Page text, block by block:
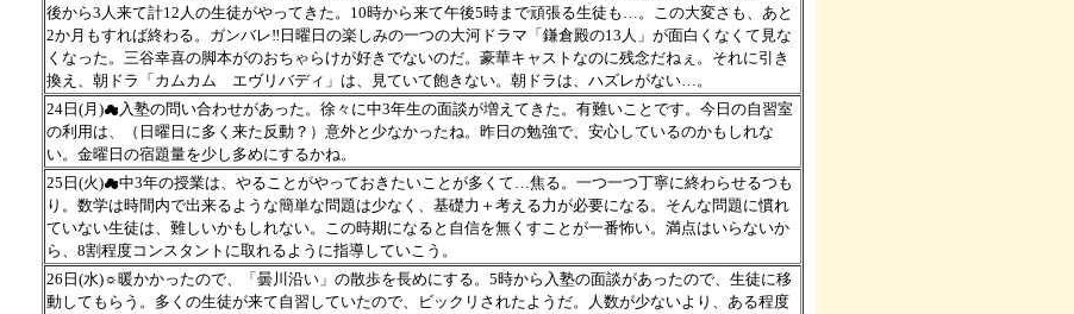
後から3人来て計12人の生徒がやってきた。10時から来て午後5時まで頑張る生徒も…。この大変さも、あと
2か月もすれば終わる。ガンバレ‼日曜日の楽しみの一つの大河ドラマ「鎌倉殿の13人」が面白くなくて見な
くなった。三谷幸喜の脚本がのおちゃらけが好きでないのだ。豪華キャストなのに残念だねぇ。それに引き
換え、朝ドラ「カムカム エヴリバディ」は、見ていて飽きない。朝ドラは、ハズレがない…。
24日(月)☁入塾の問い合わせがあった。徐々に中3年生の面談が増えてきた。有難いことです。今日の自習室
の利用は、（日曜日に多く来た反動？）意外と少なかったね。昨日の勉強で、安心しているのかもしれな
い。金曜日の宿題量を少し多めにするかね。
25日(火)☁中3年の授業は、やることがやっておきたいことが多くて…焦る。一つ一つ丁寧に終わらせるつも
り。数学は時間内で出来るような簡単な問題は少なく、基礎力＋考える力が必要になる。そんな問題に慣れ
ていない生徒は、難しいかもしれない。この時期になると自信を無くすことが一番怖い。満点はいらないか
ら、8割程度コンスタントに取れるように指導していこう。
26日(水)☼暖かかったので、「曇川沿い」の散歩を長めにする。5時から入塾の面談があったので、生徒に移
動してもらう。多くの生徒が来て自習していたので、ビックリされたようだ。人数が少ないより、ある程度